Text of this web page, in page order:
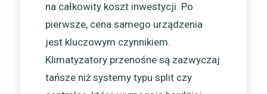
na całkowity koszt inwestycji. Po
pierwsze, cena samego urządzenia
jest kluczowym czynnikiem.
Klimatyzatory przenośne są zazwyczaj
tańsze niż systemy typu split czy